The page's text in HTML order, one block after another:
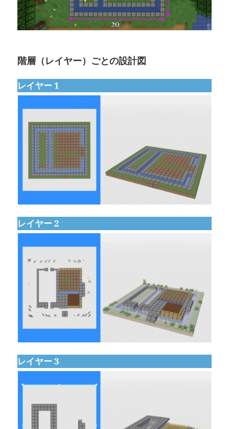
階層（レイヤー）ごとの設計図
レイヤー 1
レイヤー 2
レイヤー 3